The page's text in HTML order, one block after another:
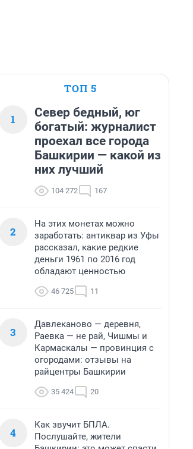
ТОП 5
1
Север бедный, юг
богатый: журналист
проехал все города
Башкирии — какой из
них лучший
104 272 167
2
На этих монетах можно
заработать: антиквар из Уфы
рассказал, какие редкие
деньги 1961 по 2016 год
обладают ценностью
46 725 11
3
Давлеканово — деревня,
Раевка — не рай, Чишмы и
Кармаскалы — провинция с
огородами: отзывы на
райцентры Башкирии
35 424 20
4
Как звучит БПЛА.
Послушайте, жители